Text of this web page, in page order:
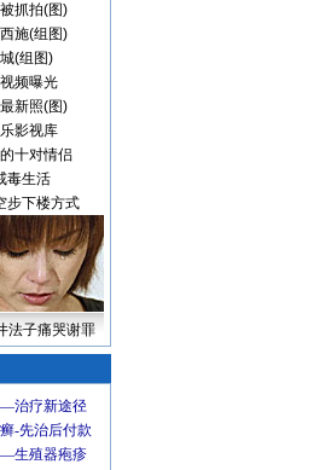
抓拍(图)
施(组图)
(组图)
频曝光
新照(图)
影视库
十对情侣
毒生活
步下楼方式
法子痛哭谢罪